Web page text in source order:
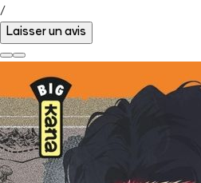
/
Laisser un avis